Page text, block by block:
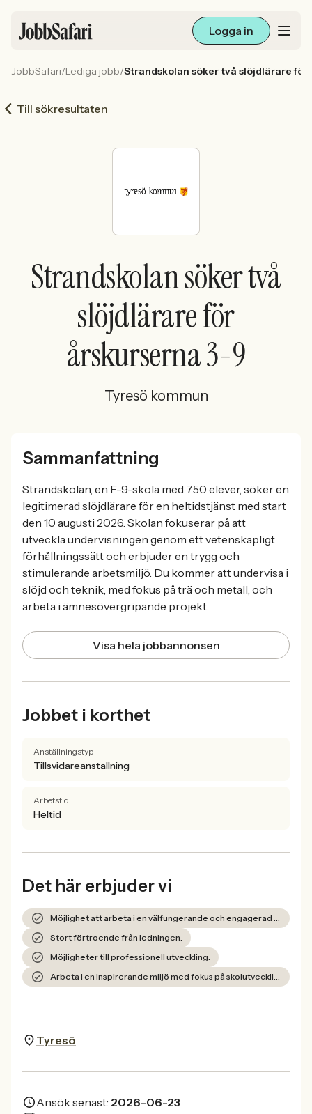
Logga in
Arbetsliv och karriär
För arbetsgivare
Sök med AI
Ny här? Skapa konto
JobbSafari/Lediga jobb/Strandskolan söker två slöjdlärare för
Till sökresultaten
Strandskolan söker två
slöjdlärare för
årskurserna 3-9
Tyresö kommun
Sammanfattning
Strandskolan, en F-9-skola med 750 elever, söker en
legitimerad slöjdlärare för en heltidstjänst med start
den 10 augusti 2026. Skolan fokuserar på att
utveckla undervisningen genom ett vetenskapligt
förhållningssätt och erbjuder en trygg och
stimulerande arbetsmiljö. Du kommer att undervisa i
slöjd och teknik, med fokus på trä och metall, och
arbeta i ämnesövergripande projekt.
Visa hela jobbannonsen
Jobbet i korthet
Anställningstyp
Tillsvidareanstallning
Arbetstid
Heltid
Det här erbjuder vi
Möjlighet att arbeta i en välfungerande och engagerad skola.
Stort förtroende från ledningen.
Möjligheter till professionell utveckling.
Arbeta i en inspirerande miljö med fokus på skolutveckling.
Tyresö
Ansök senast: 2026-06-23